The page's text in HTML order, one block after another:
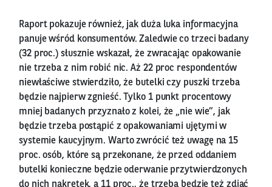
Raport pokazuje również, jak duża luka informacyjna
panuje wśród konsumentów. Zaledwie co trzeci badany
(32 proc.) słusznie wskazał, że zwracając opakowanie
nie trzeba z nim robić nic. Aż 22 proc respondentów
niewłaściwe stwierdziło, że butelki czy puszki trzeba
będzie najpierw zgnieść. Tylko 1 punkt procentowy
mniej badanych przyznało z kolei, że „nie wie”, jak
będzie trzeba postąpić z opakowaniami ujętymi w
systemie kaucyjnym. Warto zwrócić też uwagę na 15
proc. osób, które są przekonane, że przed oddaniem
butelki konieczne będzie oderwanie przytwierdzonych
do nich nakrętek, a 11 proc., że trzeba będzie też zdjąć